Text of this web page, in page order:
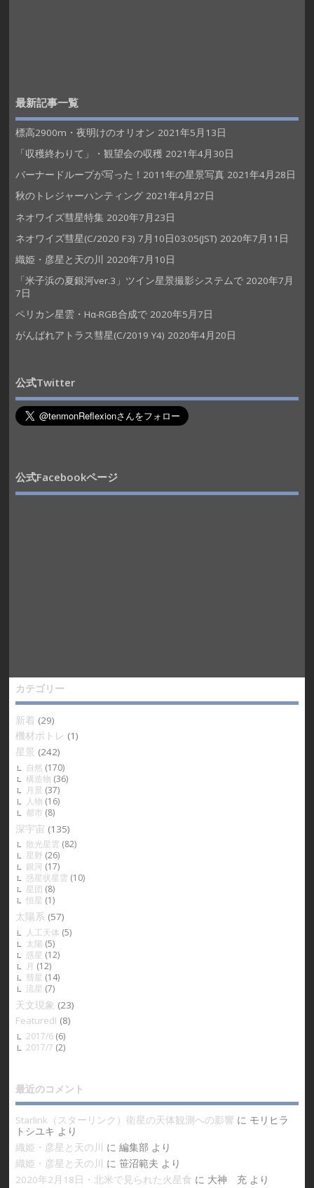
最新記事一覧
標高2900m・夜明けのオリオン 2021年5月13日
「収穫終わりて」・観望会の収穫 2021年4月30日
バーナードループが写った！2011年の星景写真 2021年4月28日
秋のトレジャーハンティング 2021年4月27日
ネオワイズ彗星特集 2020年7月23日
ネオワイズ彗星(C/2020 F3) 7月10日03:05(JST) 2020年7月11日
織姫・彦星と天の川 2020年7月10日
「米子浜の夏銀河ver.3」ツイン星景撮影システムで 2020年7月
7日
ペリカン星雲・Hα-RGB合成で 2020年5月7日
がんばれアトラス彗星(C/2019 Y4) 2020年4月20日
公式Twitter
公式Facebookページ
カテゴリー
新着 (29)
機材ポトレ (1)
星景 (242)
自然 (170)
構造物 (36)
月景 (37)
人物 (16)
都市 (8)
深宇宙 (135)
散光星雲 (82)
星野 (26)
銀河 (17)
惑星状星雲 (10)
星団 (8)
恒星 (1)
太陽系 (57)
人工天体 (5)
太陽 (5)
惑星 (12)
月 (12)
彗星 (14)
流星 (7)
天文現象 (23)
Featured! (8)
2017/6(6)
2017/7 (2)
最近のコメント
Starlink（スターリンク）衛星の天体観測への影響 に モリヒラ
トシユキ より
織姫・彦星と天の川
に 編集部 より
織姫・彦星と天の川
に 笹沼範夫 より
2020年2月18日・北米で見られた火星食 に 大神 充より